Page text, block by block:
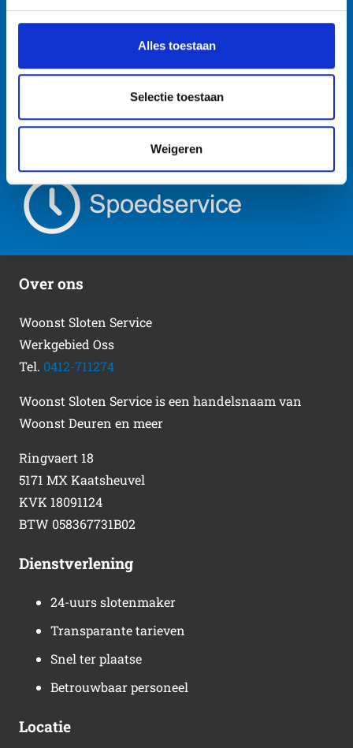
Alles toestaan
Selectie toestaan
Weigeren
zelfs als het middernacht is!
Neem contact op
Over ons
Woonst Sloten Service
Werkgebied Oss
Tel. 0412-711274
Woonst Sloten Service is een handelsnaam van
Woonst Deuren en meer
Ringvaert 18
5171 MX Kaatsheuvel
KVK 18091124
BTW 058367731B02
Dienstverlening
24-uurs slotenmaker
Transparante tarieven
Snel ter plaatse
Betrouwbaar personeel
Locatie